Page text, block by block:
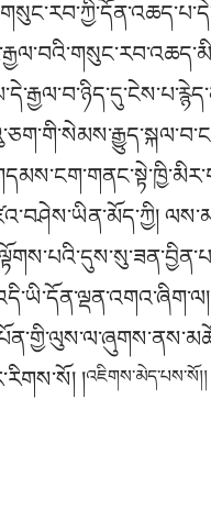
།འཇིགས་མེད་པས་སོ།།